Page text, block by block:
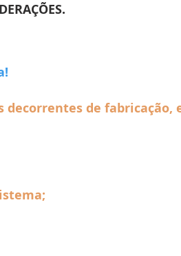
decorrentes de fabricação,